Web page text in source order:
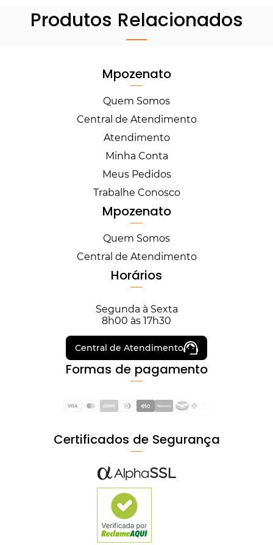
Produtos Relacionados
Mpozenato
Quem Somos
Central de Atendimento
Atendimento
Minha Conta
Meus Pedidos
Trabalhe Conosco
Mpozenato
Quem Somos
Central de Atendimento
Horários
Segunda à Sexta
8h00 às 17h30
Central de Atendimento
Formas de pagamento
Certificados de Segurança